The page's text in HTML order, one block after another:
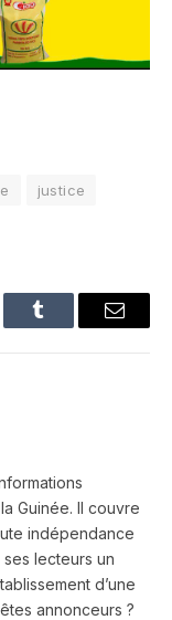
justice
Tumblr Email
Guinée. Il couvre
indépendance
lecteurs un
d’une
annonceurs ?